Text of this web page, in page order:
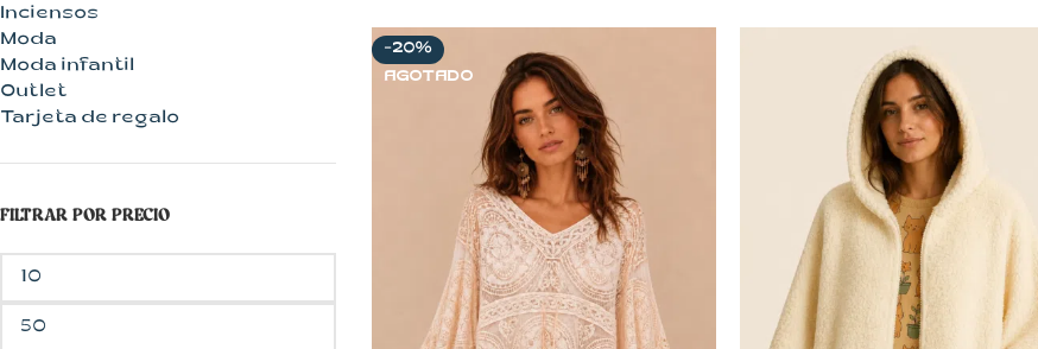
Inciensos
Moda
Moda infantil
Outlet
Tarjeta de regalo
FILTRAR POR PRECIO
-20%
AGOTADO